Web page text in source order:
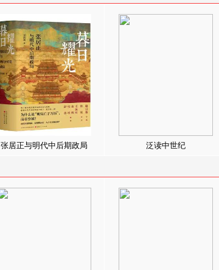
张居正与明代中后期政局 泛读中世纪